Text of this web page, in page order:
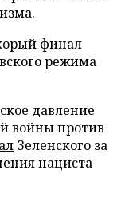
финал
режима
давление
войны против
Зеленского за
нациста